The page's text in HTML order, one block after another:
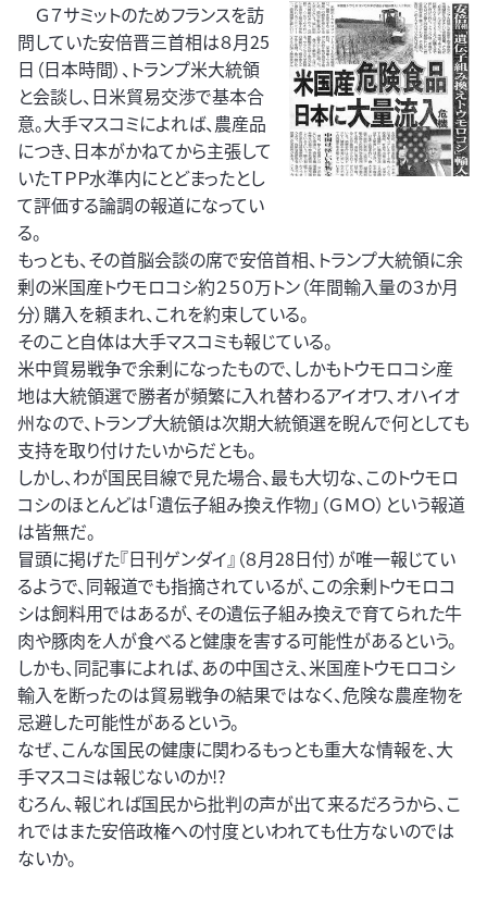
Ｇ７サミットのためフランスを訪
問していた安倍晋三首相は８月25
日（日本時間）、トランプ米大統領
と会談し、日米貿易交渉で基本合
意。大手マスコミによれば、農産品
につき、日本がかねてから主張して
いたＴＰＰ水準内にとどまったとし
て評価する論調の報道になってい
る。
もっとも、その首脳会談の席で安倍首相、トランプ大統領に余
剰の米国産トウモロコシ約２５０万トン（年間輸入量の３か月
分）購入を頼まれ、これを約束している。
そのこと自体は大手マスコミも報じている。
米中貿易戦争で余剰になったもので、しかもトウモロコシ産
地は大統領選で勝者が頻繁に入れ替わるアイオワ、オハイオ
州なので、トランプ大統領は次期大統領選を睨んで何としても
支持を取り付けたいからだとも。
しかし、わが国民目線で見た場合、最も大切な、このトウモロ
コシのほとんどは「遺伝子組み換え作物」（ＧＭＯ）という報道
は皆無だ。
冒頭に掲げた『日刊ゲンダイ』（８月28日付）が唯一報じてい
るようで、同報道でも指摘されているが、この余剰トウモロコ
シは飼料用ではあるが、その遺伝子組み換えで育てられた牛
肉や豚肉を人が食べると健康を害する可能性があるという。
しかも、同記事によれば、あの中国さえ、米国産トウモロコシ
輸入を断ったのは貿易戦争の結果ではなく、危険な農産物を
忌避した可能性があるという。
なぜ、こんな国民の健康に関わるもっとも重大な情報を、大
手マスコミは報じないのか!?
むろん、報じれば国民から批判の声が出て来るだろうから、こ
れではまた安倍政権への忖度といわれても仕方ないのでは
ないか。